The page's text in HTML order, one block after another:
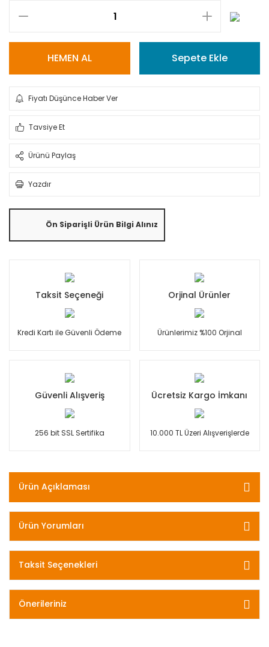
HEMEN AL Sepete Ekle
Fiyatı Düşünce Haber Ver
Tavsiye Et
Ürünü Paylaş
Yazdır
Ön Siparişli Ürün Bilgi Alınız
Taksit Seçeneği
Kredi Kartı ile Güvenli Ödeme
Orjinal Ürünler
Ürünlerimiz %100 Orjinal
Güvenli Alışveriş
256 bit SSL Sertifika
Ücretsiz Kargo İmkanı
10.000 TL Üzeri Alışverişlerde
Ürün Açıklaması
Ürün Yorumları
Taksit Seçenekleri
Önerileriniz